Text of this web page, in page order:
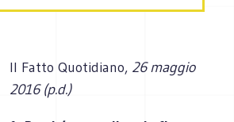
Il Fatto Quotidiano, 26 maggio
2016 (p.d.)